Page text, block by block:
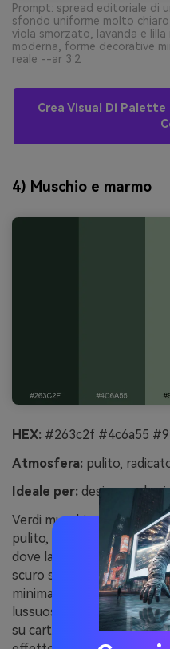
Prompt: spread editoriale di
sfondo uniforme molto
viola smorzato, lavanda e
moderna, forme decorative
reale --ar 3:2
Crea Visual Di
4) Muschio e marmo
HEX: #263c2f #4c6a55
Atmosfera: pulito,
Ideale per: design
Verdi muschio su neutri
pulito, botanico e
dove la salvia morbida
scuro sostiene i marchi.
minimale e tanto spazio
lussuosa da spa.
su carta opaca per